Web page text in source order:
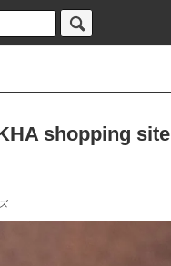
shopping site